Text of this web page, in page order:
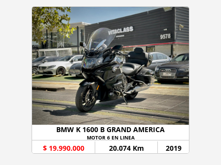
BMW K 1600 B GRAND AMERICA
MOTOR 6 EN LINEA
$ 19.990.000 20.074 Km 2019